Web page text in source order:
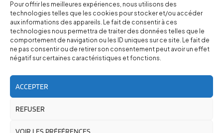
Pour offrir les meilleures expériences, nous utilisons des
technologies telles que les cookies pour stocker et/ou accéder
aux informations des appareils. Le fait de consentir à ces
technologies nous permettra de traiter des données telles que le
comportement de navigation ou les ID uniques sur ce site. Le fait de
ne pas consentir ou de retirer son consentement peut avoir un effet
négatif sur certaines caractéristiques et fonctions.
ACCEPTER
REFUSER
Pneus Services Loisirs - Garage Point S - 28 Bd Denfert
Rochereau, 38500 Voiron
RoadTrip Équipement/Pneus Services Loisirs - 2026